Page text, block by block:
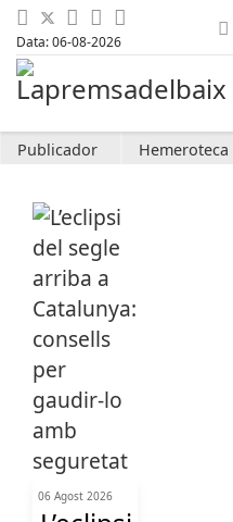
Data: 06-08-2026
Publicador Hemeroteca
06 Agost 2026